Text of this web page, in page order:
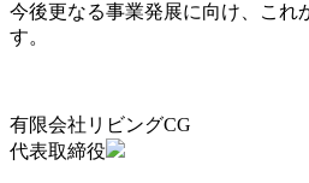
今後更なる事業発展に向け、これ
す。
有限会社リビングCG
代表取締役